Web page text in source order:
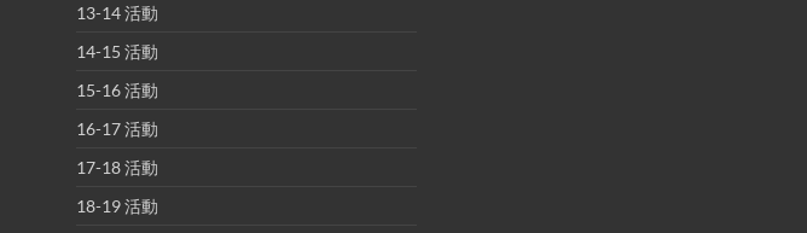
13-14 活動
14-15 活動
15-16 活動
16-17 活動
17-18 活動
18-19 活動